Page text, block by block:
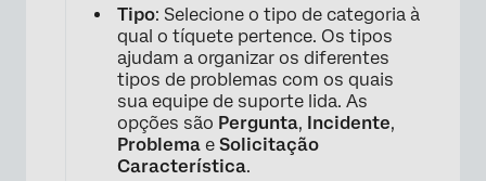
Tipo: Selecione o tipo de categoria à
qual o tíquete pertence. Os tipos
ajudam a organizar os diferentes
tipos de problemas com os quais
sua equipe de suporte lida. As
opções são Pergunta, Incidente,
Problema e Solicitação
Característica.